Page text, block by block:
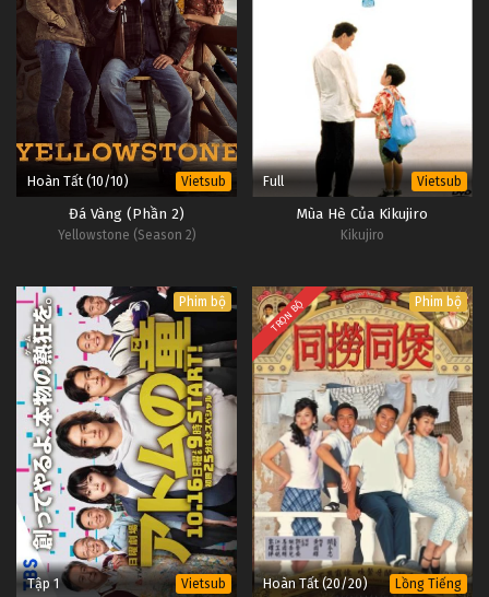
Hoàn Tất (10/10) Vietsub
Đá Vàng (Phần 2)
Yellowstone (Season 2)
Full Vietsub
Mùa Hè Của Kikujiro
Kikujiro
Phim bộ
Tập 1 Vietsub
TRỌN BỘ Phim bộ
Hoàn Tất (20/20) Lồng Tiếng